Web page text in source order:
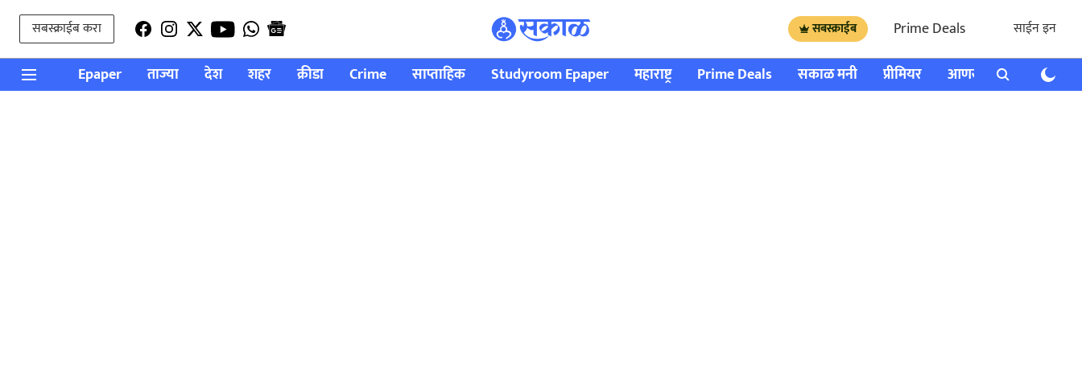
सबस्क्राईब करा सबस्क्राईब Prime Deals साईन इन
Epaper ताज्या देश शहर क्रीडा Crime साप्ताहिक Studyroom Epaper महाराष्ट्र Prime Deals सकाळ मनी प्रीमियर आणखी राशी भविष्य